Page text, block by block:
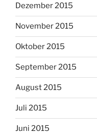
Dezember 2015
November 2015
Oktober 2015
September 2015
August 2015
Juli 2015
Juni 2015